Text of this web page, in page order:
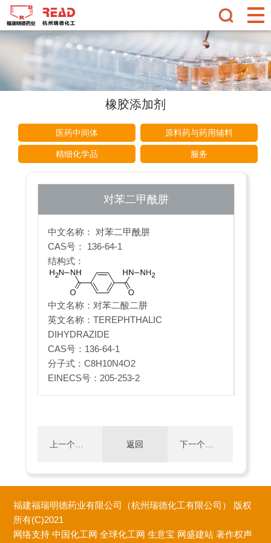
橡胶添加剂
医药中间体 原料药与药用辅料
精细化学品 服务
对苯二甲酰肼
中文名称： 对苯二甲酰肼
CAS号： 136-64-1
结构式：
中文名称：对苯二酸二肼
英文名称：TEREPHTHALIC
DIHYDRAZIDE
CAS号：136-64-1
分子式：C8H10N4O2
EINECS号：205-253-2
上一个：
(1,3-二
返回 下一个：
福建福瑞明德药业有限公司（杭州瑞德化工有限公司） 版权
所有(C)2021
网络支持 中国化工网 全球化工网 生意宝 网盛建站 著作权声